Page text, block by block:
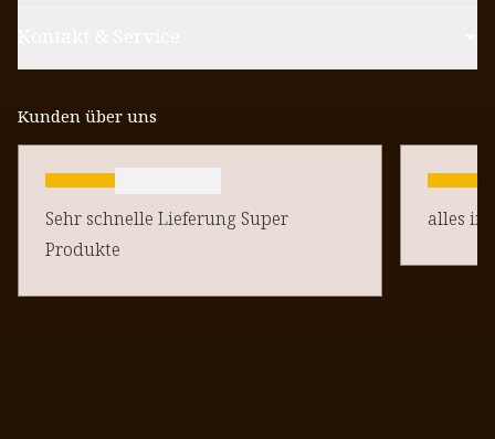
Kunden über uns
Sehr schnelle Lieferung Super
Produkte
alles in